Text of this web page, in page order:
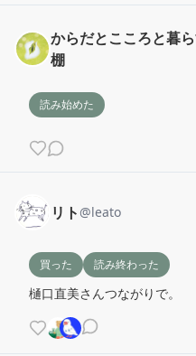
からだとこころと暮
棚
読み始めた
リト @leato
買った 読み終わった
樋口直美さんつながりで。